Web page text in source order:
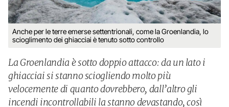
Anche per le terre emerse settentrionali, come la Groenlandia, lo
scioglimento dei ghiacciai è tenuto sotto controllo
La Groenlandia è sotto doppio attacco: da un lato i
ghiacciai si stanno sciogliendo molto più
velocemente di quanto dovrebbero, dall’altro gli
incendi incontrollabili la stanno devastando, così